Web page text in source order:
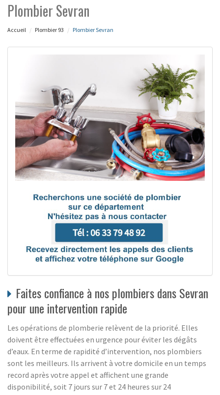
Plombier Sevran
Accueil Plombier 93 Plombier Sevran
Faites confiance à nos plombiers dans Sevran
pour une intervention rapide
Les opérations de plomberie relèvent de la priorité. Elles
doivent être effectuées en urgence pour éviter les dégâts
d’eaux. En terme de rapidité d’intervention, nos plombiers
sont les meilleurs. Ils arrivent à votre domicile en un temps
record après votre appel et affichent une grande
disponibilité, soit 7 jours sur 7 et 24 heures sur 24